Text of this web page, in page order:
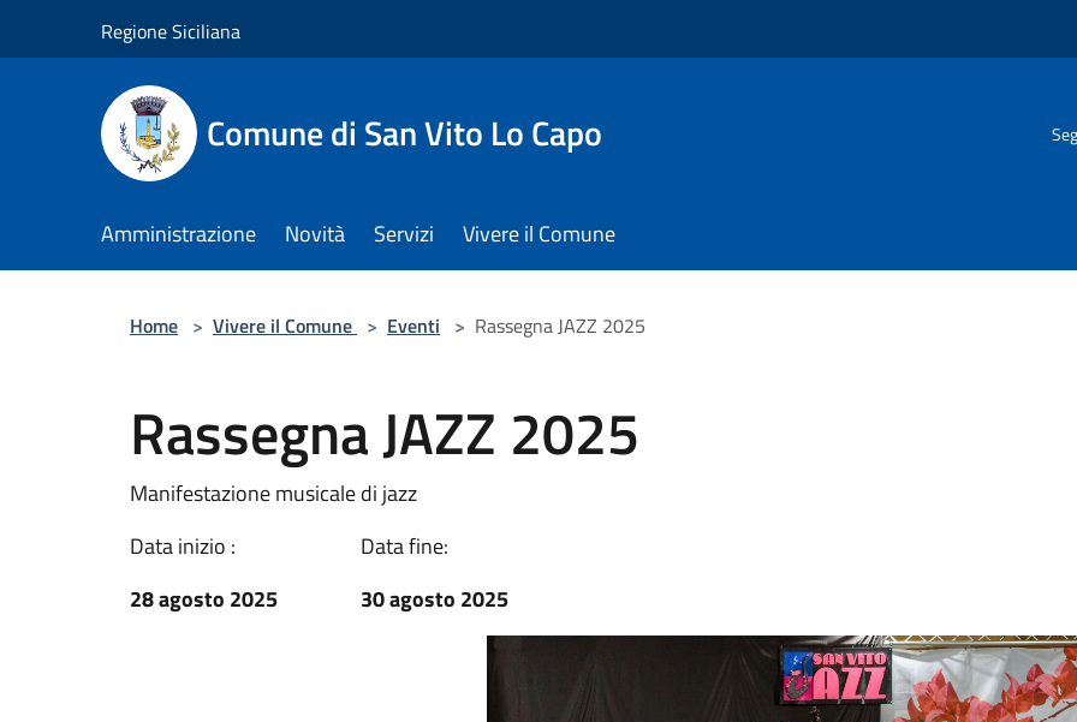
Regione Siciliana
Comune di San Vito Lo Capo
Amministrazione Novità Servizi Vivere il Comune
Home > Vivere il Comune > Eventi > Rassegna JAZZ 2025
Rassegna JAZZ 2025
Manifestazione musicale di jazz
Data inizio :
28 agosto 2025
Data fine:
30 agosto 2025